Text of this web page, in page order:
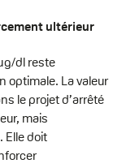
ultérieur
dl reste
optimale. La valeur
le projet d’arrêté
mais
Elle doit